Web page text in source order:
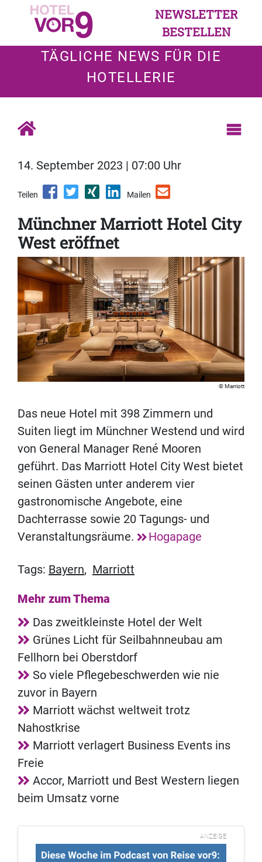
NEWSLETTER
BESTELLEN
TÄGLICHE NEWS FÜR DIE
HOTELLERIE
14. September 2023 | 07:00 Uhr
Teilen Mailen
Münchner Marriott Hotel City
West eröffnet
Marriott
Das neue Hotel mit 398 Zimmern und
Suiten liegt im Münchner Westend und wird
von General Manager René Mooren
geführt. Das Marriott Hotel City West bietet
seinen Gästen unter anderem vier
gastronomische Angebote, eine
Dachterrasse sowie 20 Tagungs- und
Veranstaltungsräume.
Hogapage
Tags: Bayern, Marriott
Mehr zum Thema
Das zweitkleinste Hotel der Welt
Grünes Licht für Seilbahnneubau am
Fellhorn bei Oberstdorf
So viele Pflegebeschwerden wie nie
zuvor in Bayern
Marriott wächst weltweit trotz
Nahostkrise
Marriott verlagert Business Events ins
Freie
Accor, Marriott und Best Western liegen
beim Umsatz vorne
ANZEIGE